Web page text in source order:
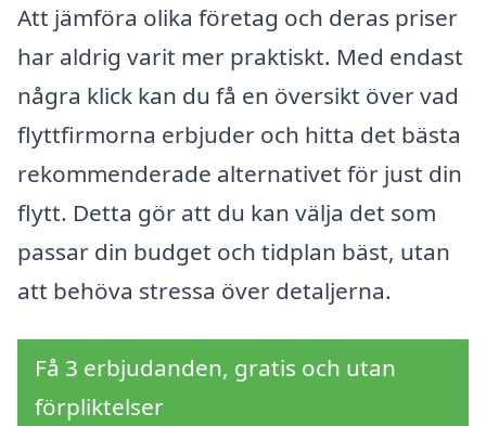
Att jämföra olika företag och deras priser
har aldrig varit mer praktiskt. Med endast
några klick kan du få en översikt över vad
flyttfirmorna erbjuder och hitta det bästa
rekommenderade alternativet för just din
flytt. Detta gör att du kan välja det som
passar din budget och tidplan bäst, utan
att behöva stressa över detaljerna.
Få 3 erbjudanden, gratis och utan
förpliktelser